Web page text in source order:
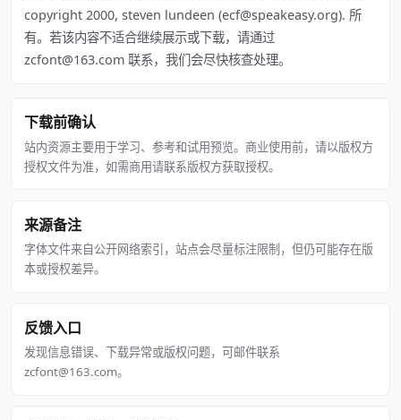
copyright 2000, steven lundeen (ecf@speakeasy.org). 所
有。若该内容不适合继续展示或下载，请通过
zcfont@163.com 联系，我们会尽快核查处理。
下载前确认
站内资源主要用于学习、参考和试用预览。商业使用前，请以版权方
授权文件为准，如需商用请联系版权方获取授权。
来源备注
字体文件来自公开网络索引，站点会尽量标注限制，但仍可能存在版
本或授权差异。
反馈入口
发现信息错误、下载异常或版权问题，可邮件联系
zcfont@163.com。